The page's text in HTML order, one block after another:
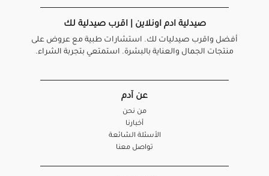
صيدلية ادم اونلاين | اقرب صيدلية لك
أفضل واقرب صيدليات لك. استشارات طبية مع عروض على
منتجات الجمال والعناية بالبشرة. استمتعي بتجربة الشراء.
عن آدم
من نحن
أخبارنا
الأسئلة الشائعة
تواصل معنا